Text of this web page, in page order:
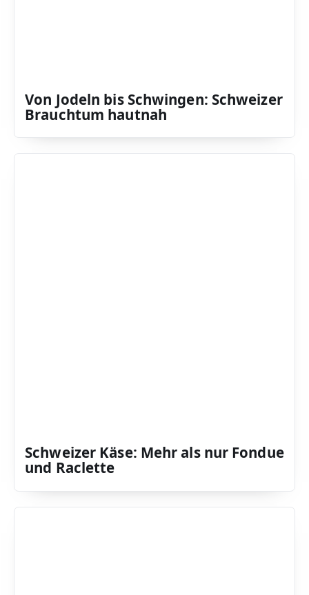
Von Jodeln bis Schwingen: Schweizer
Brauchtum hautnah
Schweizer Käse: Mehr als nur Fondue
und Raclette